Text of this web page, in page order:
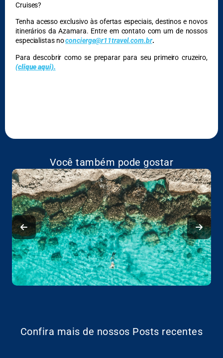
Cruises?
Tenha acesso exclusivo às ofertas especiais, destinos e novos
itinerários da Azamara. Entre em contato com um de nossos
especialistas noconcierge@r11travel.com.br.
Para descobrir como se preparar para seu primeiro cruzeiro,
(clique aqui).
Você também pode gostar
Confira mais de nossos Posts recentes